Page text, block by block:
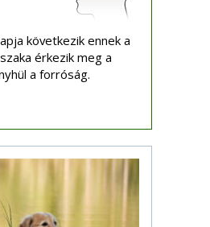
következik ennek a
érkezik meg a
a forróság.